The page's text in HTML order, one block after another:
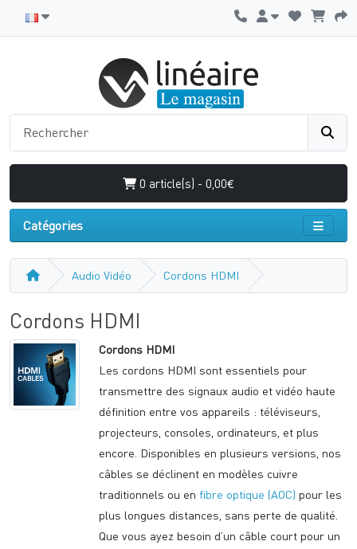
0 article(s) - 0,00€
Catégories
Audio Vidéo Cordons HDMI
Cordons HDMI
Cordons HDMI
Les cordons HDMI sont essentiels pour
transmettre des signaux audio et vidéo haute
définition entre vos appareils : téléviseurs,
projecteurs, consoles, ordinateurs, et plus
encore. Disponibles en plusieurs versions, nos
câbles se déclinent en modèles cuivre
traditionnels ou en fibre optique (AOC) pour les
plus longues distances, sans perte de qualité.
Que vous ayez besoin d’un câble court pour un